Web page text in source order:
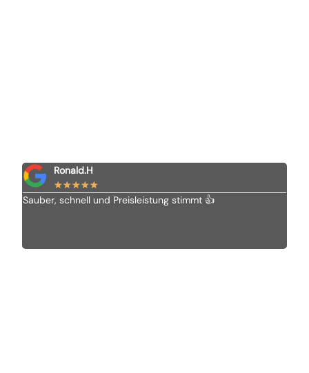
Ronald.H
★★★★★
Sauber, schnell und Preisleistung stimmt 👍